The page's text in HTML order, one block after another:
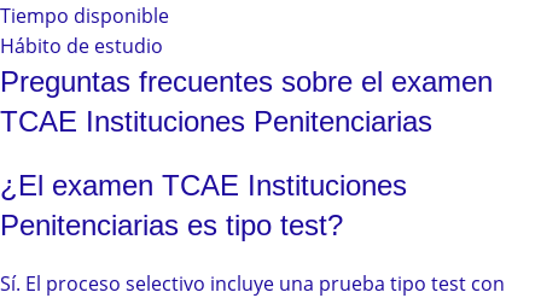
Tiempo disponible
Hábito de estudio
Preguntas frecuentes sobre el examen
TCAE Instituciones Penitenciarias
¿El examen TCAE Instituciones
Penitenciarias es tipo test?
Sí. El proceso selectivo incluye una prueba tipo test con